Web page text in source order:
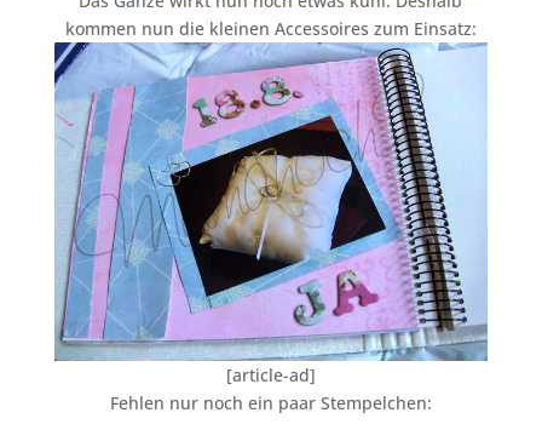
kommen nun die kleinen Accessoires zum Einsatz:
[article-ad]
Fehlen nur noch ein paar Stempelchen: